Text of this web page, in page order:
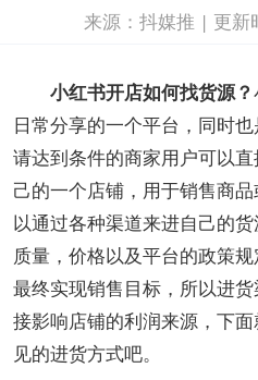
来源：抖媒推 | 更新
小红书开店如何找货源？
日常分享的一个平台，同时
请达到条件的商家用户可以
己的一个店铺，用于销售商
以通过各种渠道来进自己的
质量，价格以及平台的政策
最终实现销售目标‌，所以进
接影响店铺的利润来源，下
见的进货方式吧。